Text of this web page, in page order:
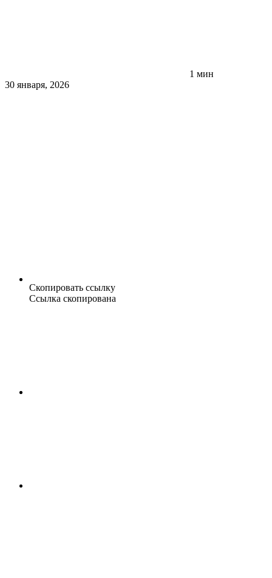
1 мин
30 января, 2026
Скопировать ссылку
Ссылка скопирована